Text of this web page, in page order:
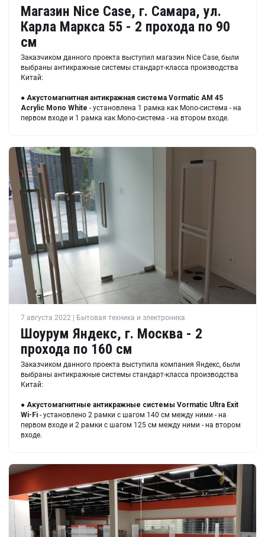
Магазин Nice Case, г. Самара, ул.
Карла Маркса 55 - 2 прохода по 90
см
Заказчиком данного проекта выступил магазин Nice Case, были
выбраны антикражные системы стандарт-класса производства
Китай:
● Акустомагнитная антикражная система Vormatic AM 45
Acrylic Mono White - установлена 1 рамка как Mono-система - на
первом входе и 1 рамка как Mono-система - на втором входе.
7 августа 2022 | Бытовая техника и электроника
Шоурум Яндекс, г. Москва - 2
прохода по 160 см
Заказчиком данного проекта выступила компания Яндекс, были
выбраны антикражные системы стандарт-класса производства
Китай:
● Акустомагнитные антикражные системы Vormatic Ultra Exit
Wi-Fi - установлено 2 рамки с шагом 140 см между ними - на
первом входе и 2 рамки с шагом 125 см между ними - на втором
входе.